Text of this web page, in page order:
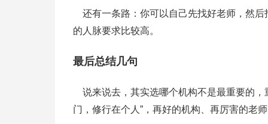
还有一条路：你可以自己先找好老师，然后
的人脉要求比较高。
最后总结几句
说来说去，其实选哪个机构不是最重要的，
门，修行在个人”，再好的机构、再厉害的老